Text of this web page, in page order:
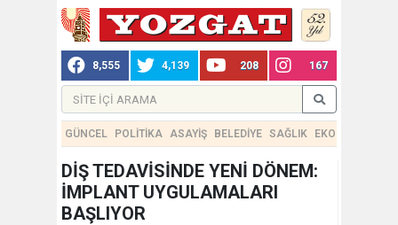
8,555 4,139 208 167
GÜNCEL POLİTİKA ASAYİŞ BELEDİYE SAĞLIK EKONOMİ
DİŞ TEDAVİSİNDE YENİ DÖNEM:
İMPLANT UYGULAMALARI
BAŞLIYOR